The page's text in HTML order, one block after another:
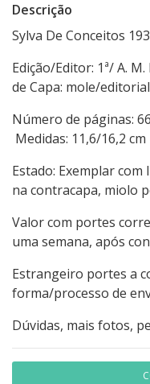
Descrição
Sylva De Conceitos
Edição/Editor:
de Capa: mole/editorial
Número
Medidas: 11,6/16,2 cm
Estado: Exemplar
na contracapa, miolo
Valor com portes
uma semana, após
Estrangeiro portes a
forma/processo de
Dúvidas, mais fotos,